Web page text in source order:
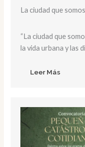
La ciudad que
“La ciudad que
la vida urbana y las
Leer Más